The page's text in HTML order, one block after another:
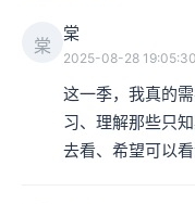
棠
棠
2025-08-28 19:05:30
这一季，我真的
习、理解那些只
去看、希望可以